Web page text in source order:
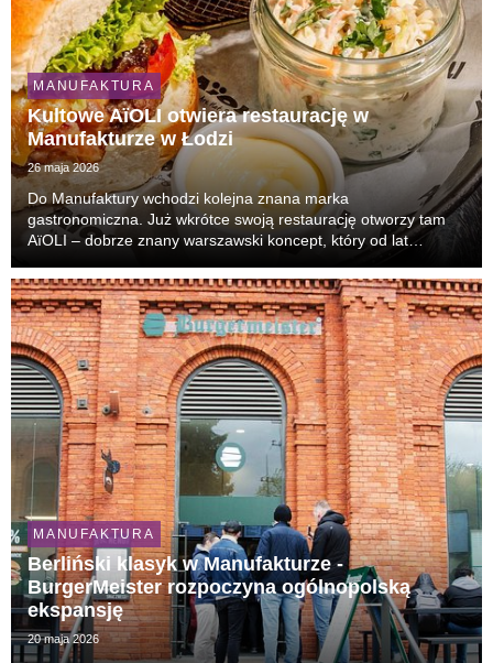
MANUFAKTURA
Kultowe AïOLI otwiera restaurację w
Manufakturze w Łodzi
26 maja 2026
Do Manufaktury wchodzi kolejna znana marka
gastronomiczna. Już wkrótce swoją restaurację otworzy tam
AïOLI – dobrze znany warszawski koncept, który od lat
rozpoznawalnych lokali lifestyle’owych w stolicy.
MANUFAKTURA
Berliński klasyk w Manufakturze -
BurgerMeister rozpoczyna ogólnopolską
ekspansję
20 maja 2026